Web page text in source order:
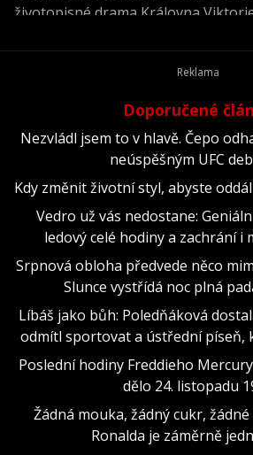
životopisné drama Královna
Doporučené
Nezvládl jsem to v hlavě. Čepo
neúspěšným UFC
Kdy změnit životní styl, abyste
Vedro už vás nedostane:
ledový celé hodiny a zachrání i
Srpnová obloha předvede něco
Slunce vystřídá noc plná
Líbáš jako bůh: Poledňáková
odmítl sportovat a ústřední píseň,
Poslední hodiny Freddieho
dělo 24. listopadu
Žádná mouka, žádný cukr,
Ronalda je záměrně